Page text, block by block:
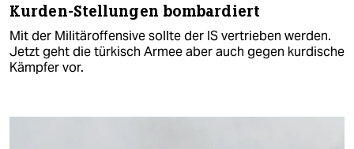
Kurden-Stellungen bombardiert
Mit der Militäroffensive sollte der IS vertrieben werden.
Jetzt geht die türkisch Armee aber auch gegen kurdische
Kämpfer vor.